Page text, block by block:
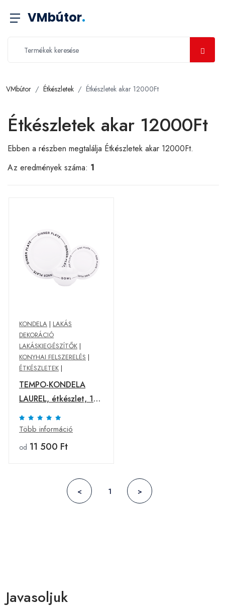
VMbútor.
VMbútor Étkészletek Étkészletek akar 12000Ft
Étkészletek akar 12000Ft
Ebben a részben megtalálja Étkészletek akar 12000Ft.
Az eredmények száma: 1
KONDELA | LAKÁS
DEKORÁCIÓ
LAKÁSKIEGÉSZÍTŐK |
KONYHAI FELSZERELÉS |
ÉTKÉSZLETEK |
TEMPO-KONDELA
LAUREL, étkészlet, 12
db-os szett, porcelán
Több információ
od 11 500 Ft
< 1 >
Javasoljuk